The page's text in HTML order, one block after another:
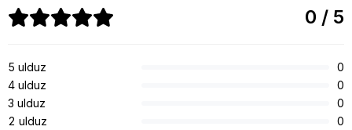
0 / 5
5 ulduz
0
4 ulduz
0
3 ulduz
0
2 ulduz
0